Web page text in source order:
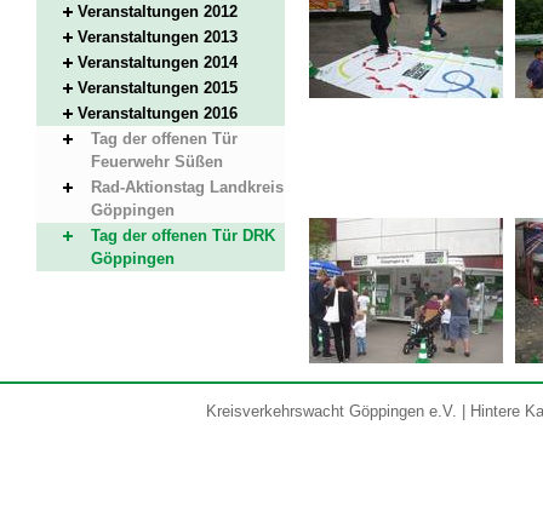
Veranstaltungen 2012
Veranstaltungen 2013
Veranstaltungen 2014
Veranstaltungen 2015
Veranstaltungen 2016
Tag der offenen Tür
Feuerwehr Süßen
Rad-Aktionstag Landkreis
Göppingen
Tag der offenen Tür DRK
Göppingen
Kreisverkehrswacht Göppingen e.V. | Hintere